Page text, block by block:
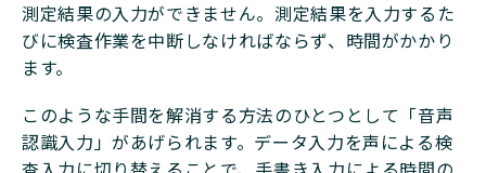
測定結果の入力ができません。測定結果を入力するた
びに検査作業を中断しなければならず、時間がかかり
ます。
このような手間を解消する方法のひとつとして「音声
認識入力」があげられます。データ入力を声による検